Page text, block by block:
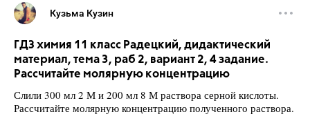
Кузьма Кузин
ГДЗ химия 11 класс Радецкий, дидактический
материал, тема 3, раб 2, вариант 2, 4 задание.
Рассчитайте молярную концентрацию
Слили 300 мл 2 М и 200 мл 8 М раствора серной кислоты.
Рассчитайте молярную концентрацию полученного раствора.